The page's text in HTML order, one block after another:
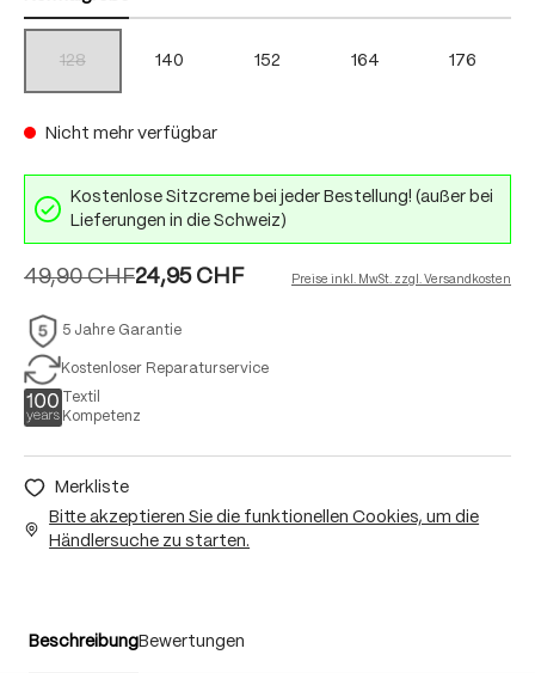
128 140 152 164 176
Nicht mehr verfügbar
Kostenlose Sitzcreme bei jeder Bestellung! (außer bei
Lieferungen in die Schweiz)
24,95 CHF
49,90 CHF Preise inkl. MwSt. zzgl. Versandkosten
5 Jahre Garantie
Kostenloser Reparaturservice
Textil
Kompetenz
Merkliste
Bitte akzeptieren Sie die funktionellen Cookies, um die
Händlersuche zu starten.
BeschreibungBewertungen